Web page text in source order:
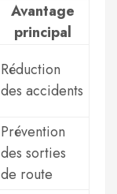
Avantage
principal
Réduction
des accidents
Prévention
des sorties
de route